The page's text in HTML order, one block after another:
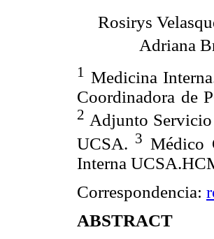
Rosirys
Adriana
1 Medicina
Coordinadora de
2 Adjunto Servicio
UCSA. 3 Médico
Interna
Correspondencia:
ABSTRACT